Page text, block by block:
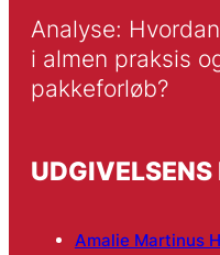
Analyse:
i almen praksis
pakkeforløb?
UDGIVELSENS
Amalie Martinus